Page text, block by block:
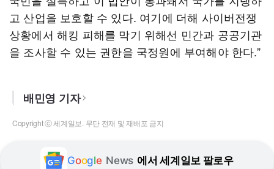
고 산업을 보호할 수 있다. 여기에 더해 사이버전쟁
상황에서 해킹 피해를 막기 위해선 민간과 공공기관
을 조사할 수 있는 권한을 국정원에 부여해야 한다.”
배민영 기자
Copyright ⓒ 세계일보. 무단 전재 및 재배포 금지
Google News 에서 세계일보 팔로우